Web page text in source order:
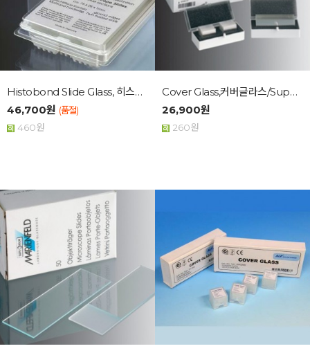
Histobond Slide Glass, 히스토본드...
46,700원 (품절)
460원
Cover Glass,커버글라스/Superior...
26,900원
260원